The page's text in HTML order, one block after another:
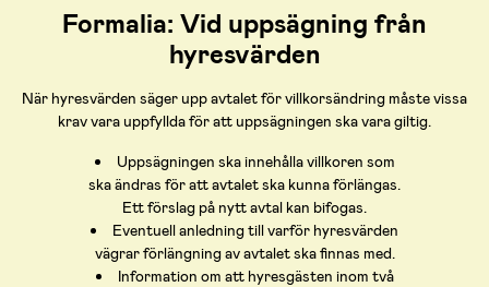
Formalia: Vid uppsägning från
hyresvärden
När hyresvärden säger upp avtalet för villkorsändring måste vissa
krav vara uppfyllda för att uppsägningen ska vara giltig.
Uppsägningen ska innehålla villkoren som
ska ändras för att avtalet ska kunna förlängas.
Ett förslag på nytt avtal kan bifogas.
Eventuell anledning till varför hyresvärden
vägrar förlängning av avtalet ska finnas med.
Information om att hyresgästen inom två